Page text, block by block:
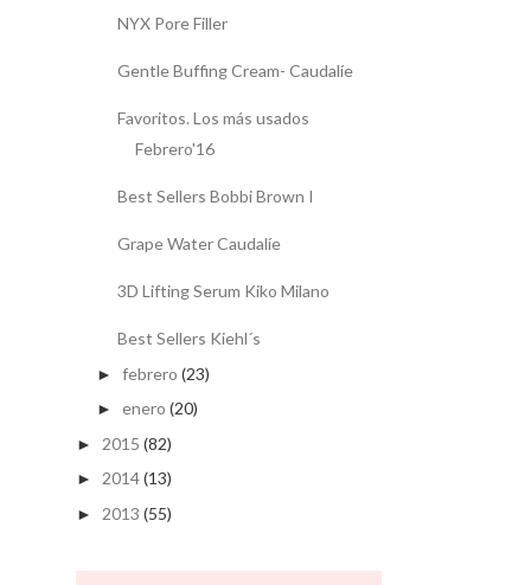
NYX Pore Filler
Gentle Buffing Cream- Caudalíe
Favoritos. Los más usados
Febrero'16
Best Sellers Bobbi Brown I
Grape Water Caudalíe
3D Lifting Serum Kiko Milano
Best Sellers Kiehl´s
► febrero (23)
► enero (20)
► 2015 (82)
► 2014(13)
► 2013 (55)